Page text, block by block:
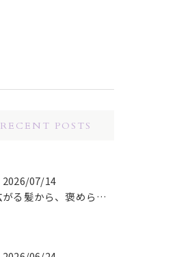
RECENT POSTS
2026/07/14
広がる髪から、褒められる髪へ。